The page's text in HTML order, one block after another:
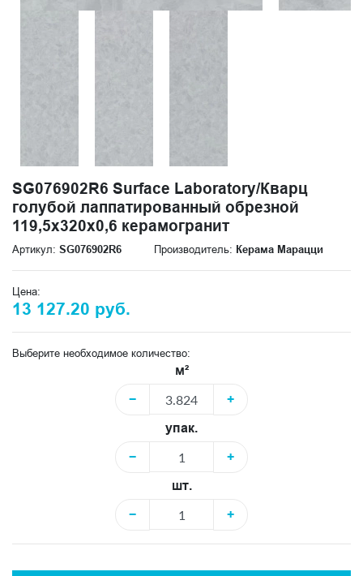
SG076902R6 Surface Laboratory/Кварц
голубой лаппатированный обрезной
119,5x320x0,6 керамогранит
Артикул: SG076902R6 Производитель: Керама Марацци
Цена:
13 127.20 руб.
Выберите необходимое количество:
м²
−
+
упак.
−
+
шт.
−
+